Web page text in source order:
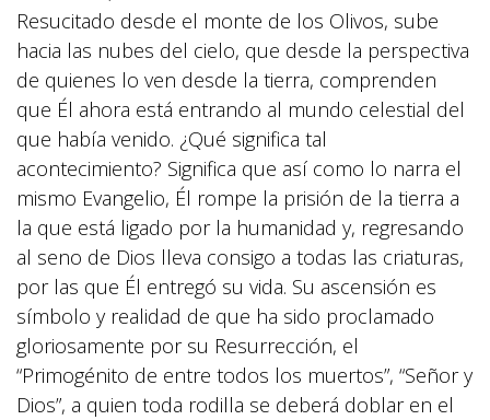
Resucitado desde el monte de los Olivos, sube
hacia las nubes del cielo, que desde la perspectiva
de quienes lo ven desde la tierra, comprenden
que Él ahora está entrando al mundo celestial del
que había venido. ¿Qué significa tal
acontecimiento? Significa que así como lo narra el
mismo Evangelio, Él rompe la prisión de la tierra a
la que está ligado por la humanidad y, regresando
al seno de Dios lleva consigo a todas las criaturas,
por las que Él entregó su vida. Su ascensión es
símbolo y realidad de que ha sido proclamado
gloriosamente por su Resurrección, el
“Primogénito de entre todos los muertos”, “Señor y
Dios”, a quien toda rodilla se deberá doblar en el